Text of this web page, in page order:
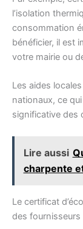
l’isolation
consommation
bénéficier, il est
votre mairie ou
Les aides
nationaux, ce
significative des
Lire aussi
charpente
Le certificat
des fournisseurs